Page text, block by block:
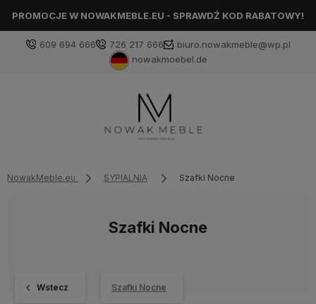
PROMOCJE W NOWAKMEBLE.EU - SPRAWDŹ KOD RABATOWY!
609 694 666 726 217 666
biuro.nowakmeble@wp.pl
nowakmoebel.de
NowakMeble.eu SYPIALNIA Szafki Nocne
Szafki Nocne
Wstecz Szafki Nocne